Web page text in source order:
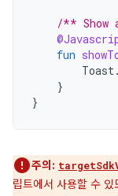
/** Show
fun
Toast.
}
}
주의:
립트에서 사용할 수 있